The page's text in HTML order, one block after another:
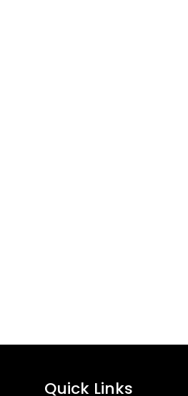
Quick Links